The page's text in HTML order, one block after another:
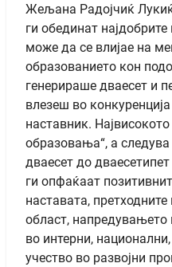
Жељана Радојчиќ
ги обединат
може да се влијае на
образованието кон
генерираше дваесет и
влезеш во
наставник.
образовања“, а
дваесет до
ги опфаќаат
наставата, претходните
област, напредувањето
во интерни,
учество во развојни